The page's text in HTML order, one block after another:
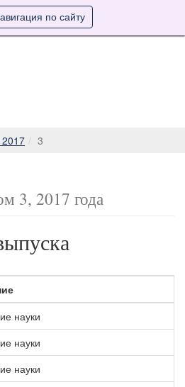
по сайту
3
3, 2017 года
науки
науки
науки